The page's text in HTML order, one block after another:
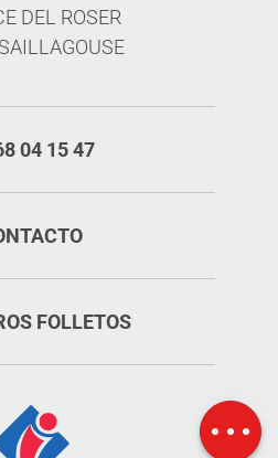
Mapa
DEL ROSER
04 15 47
FOLLETOS